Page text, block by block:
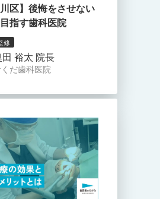
川区】後悔をさせない
指す歯科医院
修
裕太 院長
だ歯科医院